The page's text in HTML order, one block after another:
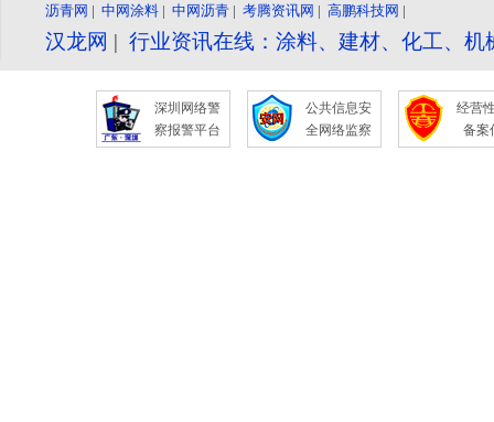
沥青网 | 中网涂料 | 中网沥青 | 考腾资讯网 | 高鹏科技网 |
汉龙网 | 行业资讯在线：涂料、建材、化工、
深圳网络警
察报警平台
公共信息安
全网络监察
经营
备案